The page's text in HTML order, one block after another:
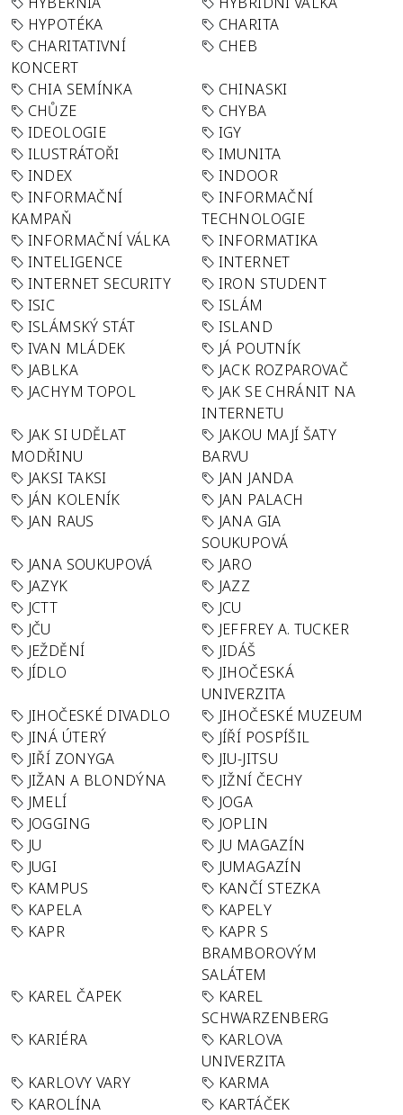
HYPOTÉKA
CHARITA
CHARITATIVNÍ
KONCERT
CHEB
CHIA SEMÍNKA
CHINASKI
CHŮZE
CHYBA
IDEOLOGIE
IGY
ILUSTRÁTOŘI
IMUNITA
INDEX
INDOOR
INFORMAČNÍ
KAMPAŇ
INFORMAČNÍ
TECHNOLOGIE
INFORMAČNÍ VÁLKA
INFORMATIKA
INTELIGENCE
INTERNET
INTERNET SECURITY
IRON STUDENT
ISIC
ISLÁM
ISLÁMSKÝ STÁT
ISLAND
IVAN MLÁDEK
JÁ POUTNÍK
JABLKA
JACK ROZPAROVAČ
JACHYM TOPOL
JAK SE CHRÁNIT NA
INTERNETU
JAK SI UDĚLAT
MODŘINU
JAKOU MAJÍ ŠATY
BARVU
JAKSI TAKSI
JAN JANDA
JÁN KOLENÍK
JAN PALACH
JAN RAUS
JANA GIA
SOUKUPOVÁ
JANA SOUKUPOVÁ
JARO
JAZYK
JAZZ
JCTT
JCU
JČU
JEFFREY A. TUCKER
JEŽDĚNÍ
JIDÁŠ
JÍDLO
JIHOČESKÁ
UNIVERZITA
JIHOČESKÉ DIVADLO
JIHOČESKÉ MUZEUM
JINÁ ÚTERÝ
JÍŘÍ POSPÍŠIL
JIŘÍ ZONYGA
JIU-JITSU
JIŽAN A BLONDÝNA
JIŽNÍ ČECHY
JMELÍ
JOGA
JOGGING
JOPLIN
JU
JU MAGAZÍN
JUGI
JUMAGAZÍN
KAMPUS
KANČÍ STEZKA
KAPELA
KAPELY
KAPR
KAPR S
BRAMBOROVÝM
SALÁTEM
KAREL ČAPEK
KAREL
SCHWARZENBERG
KARIÉRA
KARLOVA
UNIVERZITA
KARLOVY VARY
KARMA
KAROLÍNA
KARTÁČEK